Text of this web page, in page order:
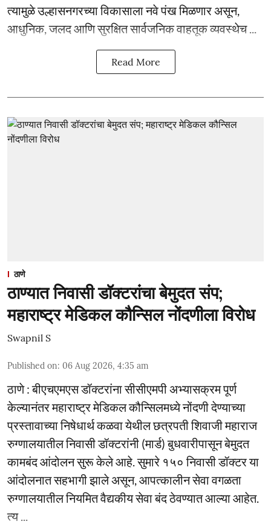
त्यामुळे उल्हासनगरच्या विकासाला नवे पंख मिळणार असून,
आधुनिक, जलद आणि सुरक्षित सार्वजनिक वाहतूक व्यवस्थेच ...
Read More
ठाणे
ठाण्यात निवासी डॉक्टरांचा बेमुदत संप;
महाराष्ट्र मेडिकल कौन्सिल नोंदणीला विरोध
Swapnil S
Published on: 06 Aug 2026, 4:35 am
ठाणे : बीएचएमएस डॉक्टरांना सीसीएमपी अभ्यासक्रम पूर्ण
केल्यानंतर महाराष्ट्र मेडिकल कौन्सिलमध्ये नोंदणी देण्याच्या
प्रस्तावाच्या निषेधार्थ कळवा येथील छत्रपती शिवाजी महाराज
रुग्णालयातील निवासी डॉक्टरांनी (मार्ड) बुधवारीपासून बेमुदत
कामबंद आंदोलन सुरू केले आहे. सुमारे १५० निवासी डॉक्टर या
आंदोलनात सहभागी झाले असून, आपत्कालीन सेवा वगळता
रुग्णालयातील नियमित वैद्यकीय सेवा बंद ठेवण्यात आल्या आहेत.
त्य ...